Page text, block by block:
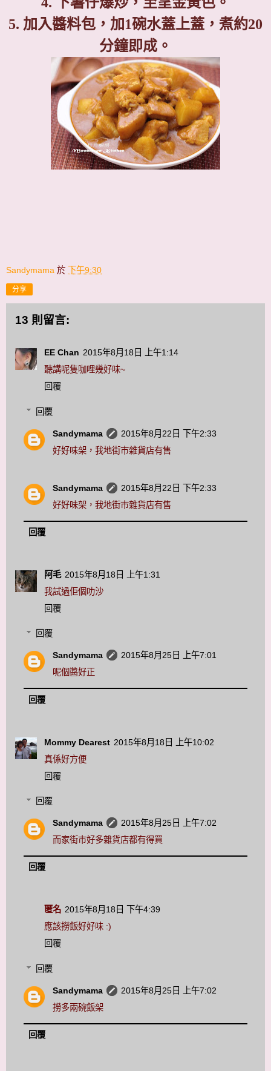
5. 加入醬料包，加 1碗水蓋上蓋，煮約20
分鐘即成。
Sandymama 於 下午9:30
分享
13 則留言:
EE Chan 2015年8月18日 上午1:14
聽講呢隻咖哩幾好味~
回覆
回覆
Sandymama
2015年8月22日 下午2:33
好好味架，我地街巿雜貨店有售
Sandymama
2015年8月22日 下午2:33
好好味架，我地街巿雜貨店有售
回覆
阿毛 2015年8月18日 上午1:31
我試過佢個叻沙
回覆
回覆
Sandymama
2015年8月25日 上午7:01
呢個醬好正
回覆
Mommy Dearest 2015年8月18日 上午10:02
真係好方便
回覆
回覆
Sandymama
2015年8月25日 上午7:02
而家街巿好多雜貨店都有得買
回覆
匿名 2015年8月18日 下午4:39
應該撈飯好好味 :)
回覆
回覆
Sandymama
2015年8月25日 上午7:02
撈多兩碗飯架
回覆